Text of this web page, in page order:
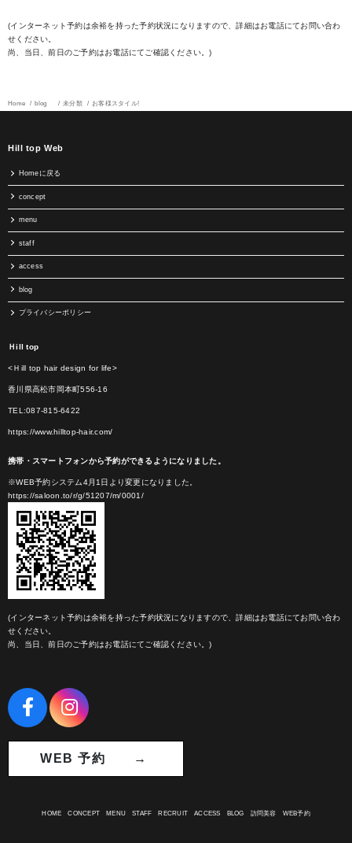
(インターネット予約は余裕を持った予約状況になりますので、詳細はお電話にてお問い合わ
せください。
尚、当日、前日のご予約はお電話にてご確認ください。)
Home blog 未分類 お客様スタイル!
Hill top Web
Homeに戻る
concept
menu
staff
access
blog
プライバシーポリシー
Ｈill top
<Ｈill top hair design for life>
香川県高松市岡本町556-16
TEL:087-815-6422
https://www.hilltop-hair.com/
携帯・スマートフォンから予約ができるようになりました。
※WEB予約システム4月1日より変更になりました。
https://saloon.to/r/g/51207/m/0001/
(インターネット予約は余裕を持った予約状況になりますので、詳細はお電話にてお問い合わ
せください。
尚、当日、前日のご予約はお電話にてご確認ください。)
WEB 予約 →
HOME CONCEPT MENU STAFF RECRUIT ACCESS BLOG 訪問美容 WEB予約